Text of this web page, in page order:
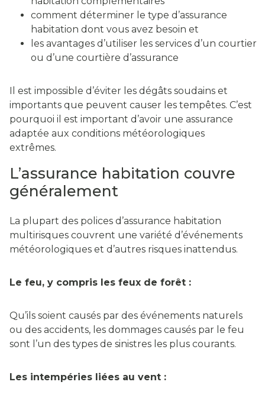
comment déterminer le type d’assurance
habitation dont vous avez besoin et
les avantages d’utiliser les services d’un courtier
ou d’une courtière d’assurance
Il est impossible d’éviter les dégâts soudains et
importants que peuvent causer les tempêtes. C’est
pourquoi il est important d’avoir une assurance
adaptée aux conditions météorologiques
extrêmes.
L’assurance habitation couvre
généralement
La plupart des polices d’assurance habitation
multirisques couvrent une variété d’événements
météorologiques et d’autres risques inattendus.
Le feu, y compris les feux de forêt :
Qu’ils soient causés par des événements naturels
ou des accidents, les dommages causés par le feu
sont l’un des types de sinistres les plus courants.
Les intempéries liées au vent :